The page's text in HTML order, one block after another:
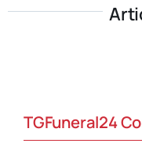
TGFuneral24